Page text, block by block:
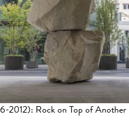
2012): Rock on Top of